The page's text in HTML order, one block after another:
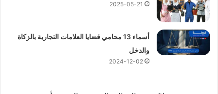
2025-05-21
أسماء 13 محامي قضايا العلامات التجارية بالزكاة
والدخل
2024-12-02